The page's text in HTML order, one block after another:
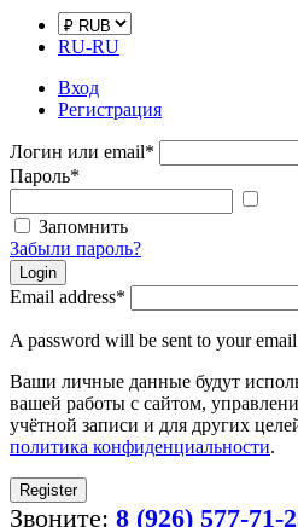
RU-RU
Вход
Регистрация
Логин или email*
Пароль*
Запомнить
Забыли пароль?
Login
Email address*
A password will be sent to your email
Ваши личные данные будут
вашей работы с сайтом,
учётной записи и для других
политика конфиденциальности.
Register
Звоните: 8 (926) 577-71-